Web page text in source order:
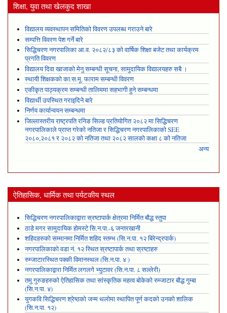
शिक्षा, युवा तथा खेलकुद शाखा
विद्यालय व्यवस्थापन समितिको विवरण उपलब्ध गराउने बारे
सम्पत्ति विवरण पेश गर्ने बारे
सिद्धिचरण नगरपालिका आ.व. २०८२/८३ को वार्षिक शिक्षा बजेट तथा कार्यक्रम
प्रगति विवरण
विद्यालय दिवा खाजाको मेनु सम्बन्धी सूचना, सामुदायिक विद्यालयहरु सबै ।
स्थायी शिक्षकको का.स.मू. फाराम सम्बन्धी विवरण
एकीकृत पाठ्यक्रम सम्बन्धी तालिममा सहभागी हुने सम्बन्धमा
विद्यार्थी उपस्थित गराइदिने बारे
निर्णय कार्यान्वयन सम्बन्धमा
जिल्लास्तरीय राष्ट्रपति रनिङ सिल्ड प्रतियोगित २०८२ मा सिद्धिचरण
नगरपालिकाले प्राप्त गरेकाे नतिजा र सिद्धिचरण नगरपालिकाको SEE
२०८०,२०८१ र २०८२ को नतिजा तथा २०८२ सालको कक्षा ८ को नतिजा
अन्य
ऐतिहासिक, धार्मिक तथा पर्यटकीय स्थल
सिद्धिचरण नगरपालिकाद्वारा स्रष्टापार्क क्षेत्रमा निर्मित बौद्ध स्तुपा
ठाडे मगर सामुदायिक होमस्टे सि.न.पा.-६ जन्तरखानी
शहिदहरुको सम्मानमा निर्मित शहिद स्तम्भ (सि.न.पा. १२ बिरेन्द्रपार्क)
नगरपालिकाको वडा नं. १२ स्थित स्रष्टापार्क तथा स्रष्टाहरु
रुम्जाटारस्थित पक्की विमानस्थल (सि.न.पा. ४ )
नगरपालिकाद्वारा निर्मित लगलगे भ्युटावर (सि.न.पा. ८ सल्लेरी)
तमु गुरुङहरुको ऐतिहासिक तथा सांस्कृतिक महत्व बोकेको रुम्जाटार बौद्ध गुम्बा
(सि.न.पा. ४)
युगकवि सिद्धिचरण श्रेष्ठको जन्म थलोमा स्थापित पूर्ण कदको उनको शालिक
(सि.न.पा. १२)